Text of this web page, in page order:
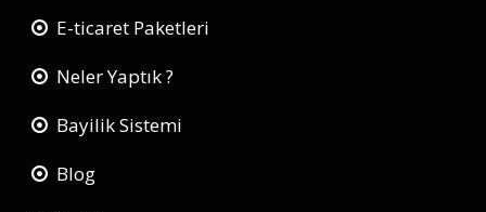
E-ticaret Paketleri
Neler Yaptık ?
Bayilik Sistemi
Blog